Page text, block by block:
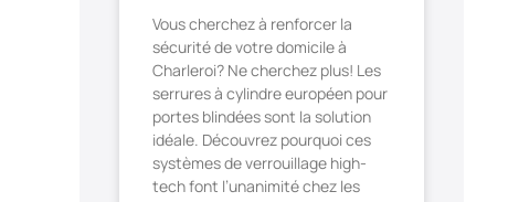
Vous cherchez à renforcer la
sécurité de votre domicile à
Charleroi? Ne cherchez plus! Les
serrures à cylindre européen pour
portes blindées sont la solution
idéale. Découvrez pourquoi ces
systèmes de verrouillage high-
tech font l’unanimité chez les